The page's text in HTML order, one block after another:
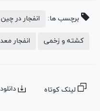
برچسب ها: انفجار در چین
کشته و زخمی انفجار
لینک کوتاه